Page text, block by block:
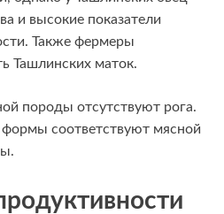
и высокие показатели
Также фермеры
Ташлинских маток.
породы отсутствуют рога.
соответствуют мясной